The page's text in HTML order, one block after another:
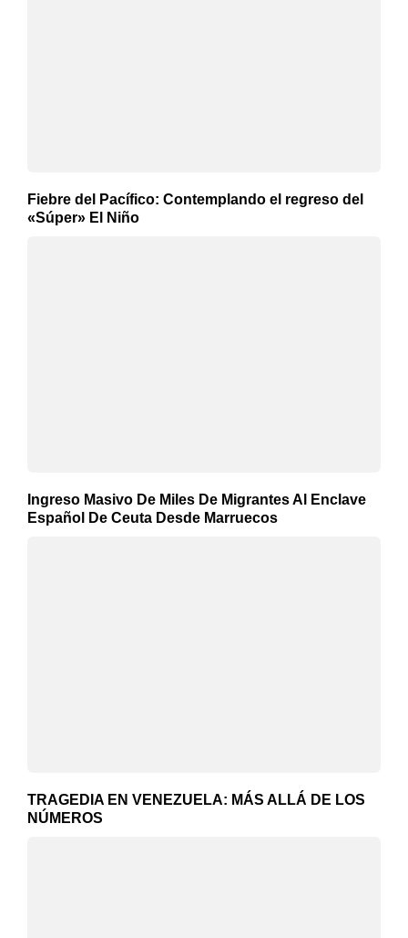
Fiebre del Pacífico: Contemplando el regreso del
«Súper» El Niño
Ingreso Masivo De Miles De Migrantes Al Enclave
Español De Ceuta Desde Marruecos
TRAGEDIA EN VENEZUELA: MÁS ALLÁ DE LOS
NÚMEROS